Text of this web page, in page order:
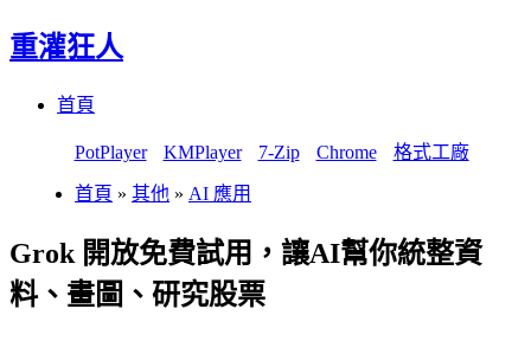
重灌狂人
首頁
PotPlayer KMPlayer 7-Zip Chrome 格式工廠
首頁 » 其他 » AI 應用
Grok 開放免費試用，讓AI幫你統整資
料、畫圖、研究股票